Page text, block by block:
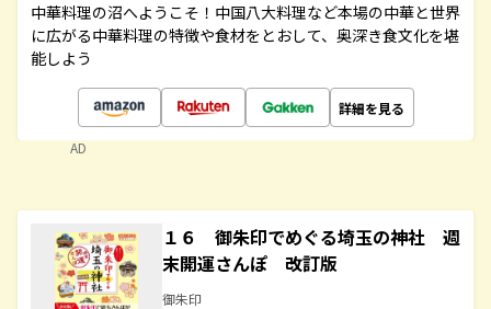
中華料理の沼へようこそ！中国八大料理など本場の中華と世界
に広がる中華料理の特徴や食材をとおして、奥深き食文化を堪
能しよう
詳細を見る
AD
１６ 御朱印でめぐる埼玉の神社 週
末開運さんぽ 改訂版
御朱印